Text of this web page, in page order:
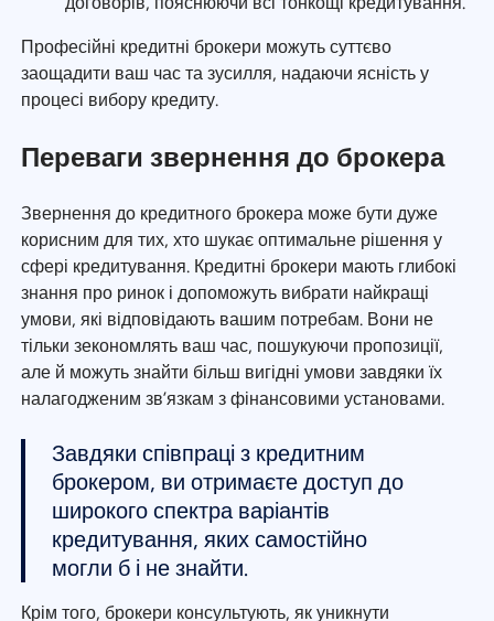
Професійні кредитні брокери можуть суттєво
заощадити ваш час та зусилля, надаючи ясність у
процесі вибору кредиту.
Переваги звернення до брокера
Звернення до кредитного брокера може бути дуже
корисним для тих, хто шукає оптимальне рішення у
сфері кредитування. Кредитні брокери мають глибокі
знання про ринок і допоможуть вибрати найкращі
умови, які відповідають вашим потребам. Вони не
тільки зекономлять ваш час, пошукуючи пропозиції,
але й можуть знайти більш вигідні умови завдяки їх
налагодженим зв’язкам з фінансовими установами.
Завдяки співпраці з кредитним
брокером, ви отримаєте доступ до
широкого спектра варіантів
кредитування, яких самостійно
могли б і не знайти.
Крім того, брокери консультують, як уникнути